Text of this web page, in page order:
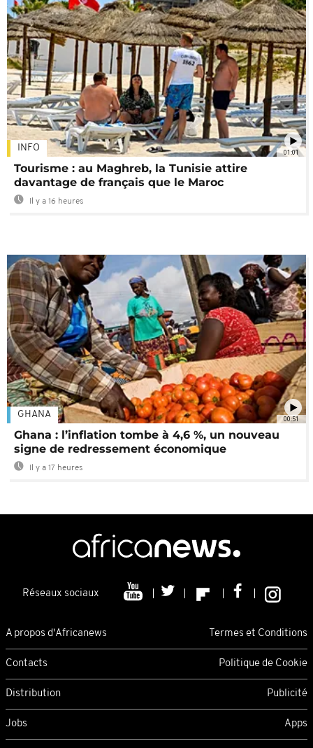
01:01
INFO
Tourisme : au Maghreb, la Tunisie attire
davantage de français que le Maroc
Il y a 16 heures
00:51
GHANA
Ghana : l’inflation tombe à 4,6 %, un nouveau
signe de redressement économique
Il y a 17 heures
Réseaux sociaux
A propos d'Africanews Termes et Conditions
Contacts Politique de Cookie
Distribution Publicité
Jobs Apps